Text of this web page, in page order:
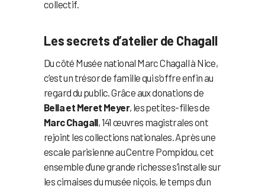
collectif.
Les secrets d’atelier de Chagall
Du côté Musée national Marc Chagall à Nice,
c’est un trésor de famille qui s’offre enfin au
regard du public. Grâce aux donations de
Bella et Meret Meyer, les petites-filles de
Marc Chagall, 141 œuvres magistrales ont
rejoint les collections nationales. Après une
escale parisienne au Centre Pompidou, cet
ensemble d’une grande richesse s’installe sur
les cimaises du musée niçois, le temps d’un